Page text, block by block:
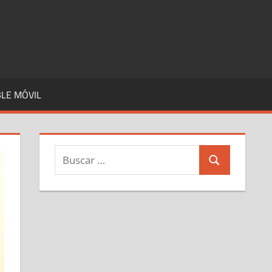
MÓVIL
Buscar:
Buscar